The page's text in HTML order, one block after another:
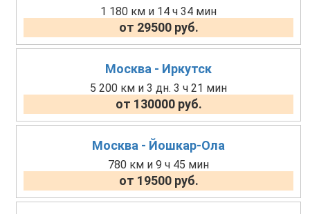
1 180 км и 14 ч 34 мин
от 29500 руб.
Москва - Иркутск
5 200 км и 3 дн. 3 ч 21 мин
от 130000 руб.
Москва - Йошкар-Ола
780 км и 9 ч 45 мин
от 19500 руб.